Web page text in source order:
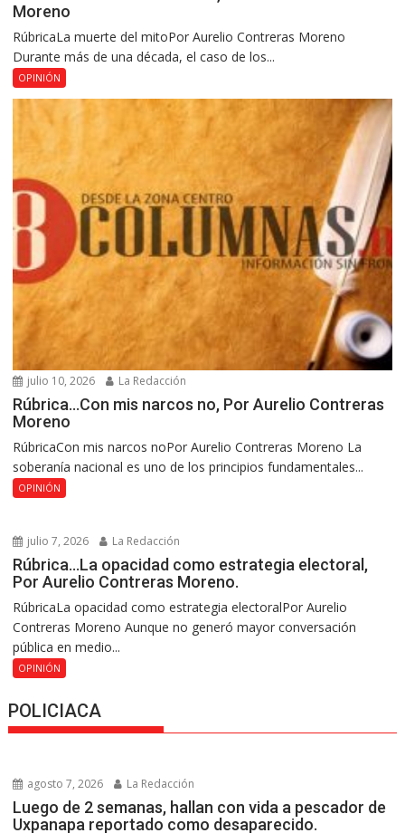
Moreno
RúbricaLa muerte del mitoPor Aurelio Contreras Moreno
Durante más de una década, el caso de los...
OPINIÓN
julio 10, 2026 La Redacción
Rúbrica…Con mis narcos no, Por Aurelio Contreras
Moreno
RúbricaCon mis narcos noPor Aurelio Contreras Moreno La
soberanía nacional es uno de los principios fundamentales...
OPINIÓN
julio 7, 2026 La Redacción
Rúbrica…La opacidad como estrategia electoral,
Por Aurelio Contreras Moreno.
RúbricaLa opacidad como estrategia electoralPor Aurelio
Contreras Moreno Aunque no generó mayor conversación
pública en medio...
OPINIÓN
POLICIACA
agosto 7, 2026 La Redacción
Luego de 2 semanas, hallan con vida a pescador de
Uxpanapa reportado como desaparecido.